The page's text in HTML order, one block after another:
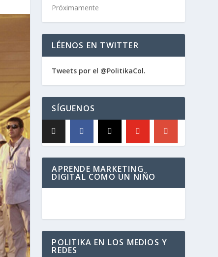
Próximamente
LÉENOS EN TWITTER
Tweets por el @PolitikaCol.
SÍGUENOS
APRENDE MARKETING
DIGITAL COMO UN NIÑO
POLITIKA EN LOS MEDIOS Y
REDES